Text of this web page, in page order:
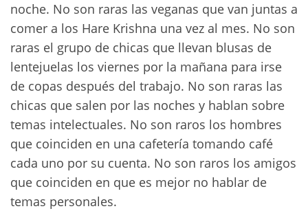
noche. No son raras las veganas que van juntas a
comer a los Hare Krishna una vez al mes. No son
raras el grupo de chicas que llevan blusas de
lentejuelas los viernes por la mañana para irse
de copas después del trabajo. No son raras las
chicas que salen por las noches y hablan sobre
temas intelectuales. No son raros los hombres
que coinciden en una cafetería tomando café
cada uno por su cuenta. No son raros los amigos
que coinciden en que es mejor no hablar de
temas personales.